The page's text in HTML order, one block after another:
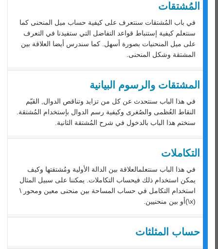
المُشتقات
في باب المُشتقات سنتعرف على كيفية حساب ميل المنحنى كما
سنتعلم كيفية إستنباط قواعد التفاضل التي ستفيدنا في التعرف
على ميل المنحنيات بصورة أسهل. كما سندرس أيضا العلاقة بين
المشتقة وشكل المنحنى.
المشتقات والرسوم البيانية
في هذا الباب سنتحدث عن كل من تزايد وتناقص الدوال, القيّم
النقاط العُظمى والصُغرى وكيفية رسم الدوال بإستخدام المُشتقة.
سنختم هذا الباب بالدخول في شرح المُشتقة الثانية.
التكاملات
في هذا الباب سنتعلمالعلاقة بين الدالة الأولية ومُشتقتها وكيف
يمكن استخدام ذلك فيحساب التكاملات. يمكننا على سبيل المثال
استخدام التكامل في حساب المساحة بين منحنى معين ومحور \
(x\)أو بين منحنيين.
حساب المثلثات
رياضيات 2
رياضيات 3
رياضيات 4
رياضيات 5